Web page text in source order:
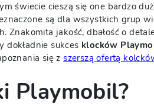
świecie cieszą się one bardzo
są dla wszystkich grup
Znakomita jakość, dbałość o
dokładnie sukces klocków
się zszerszą ofertą
Playmobil?